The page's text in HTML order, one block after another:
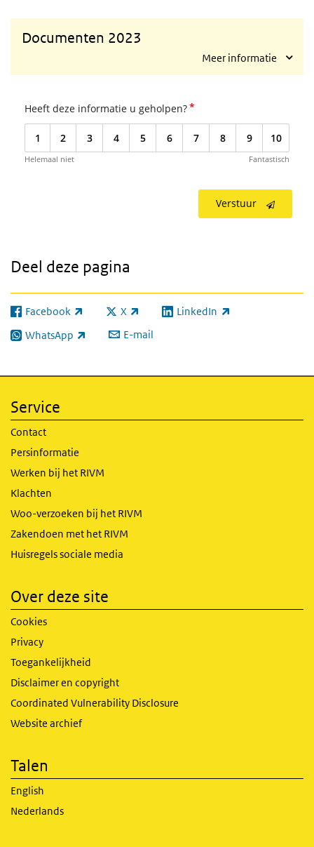
Documenten 2023
Meer informatie
Heeft deze informatie u geholpen?*
1 2 3 4 5 6 7 8 9 10
Helemaal niet Fantastisch
Verstuur
Deel deze pagina
Facebook
(externe link) X
(externe link) LinkedIn
(externe link)
WhatsApp
(externe link) E-mail
Service
Contact
Persinformatie
Werken bij het RIVM
Klachten
Woo-verzoeken bij het RIVM
Zakendoen met het RIVM
Huisregels sociale media
Over deze site
Cookies
Privacy
Toegankelijkheid
Disclaimer en copyright
Coordinated Vulnerability Disclosure
Website archief
Talen
English
Nederlands